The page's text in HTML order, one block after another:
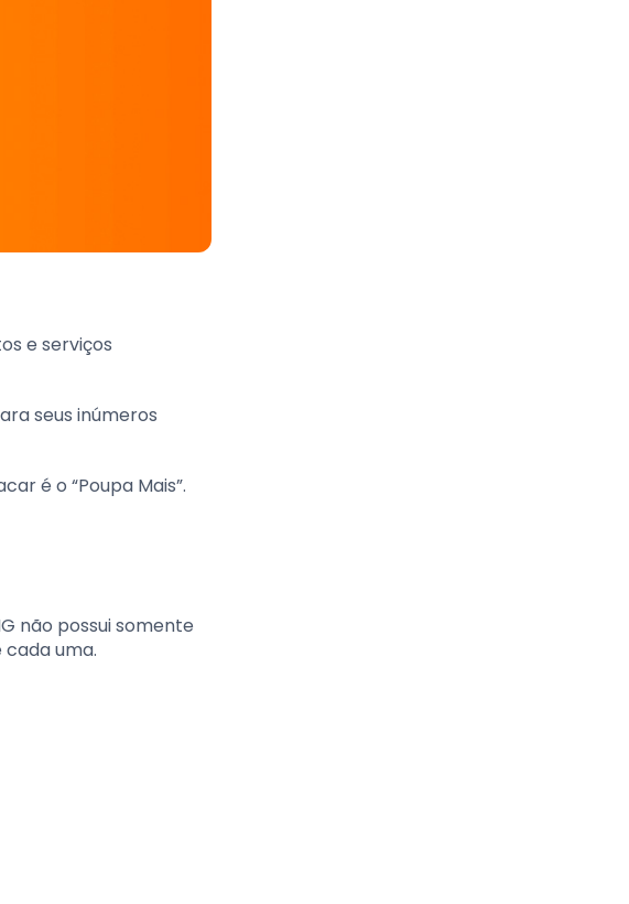
e serviços
seus inúmeros
é o “Poupa Mais”.
não possui somente
uma.